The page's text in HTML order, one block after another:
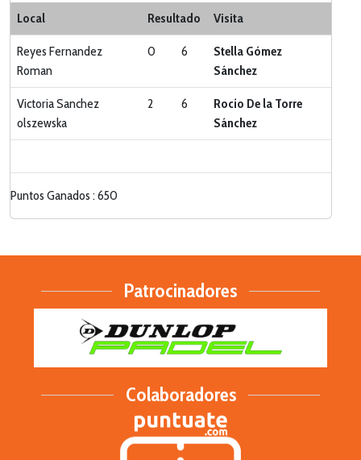
Categoria:
LIGA ZONA NORTE Y SUR
Local Resultado Visita
Reyes Fernandez
Roman
0 6
Stella Gómez
Sánchez
Victoria Sanchez
olszewska
2 6
Rocío De la Torre
Sánchez
Puntos Ganados : 650
Patrocinadores
Colaboradores